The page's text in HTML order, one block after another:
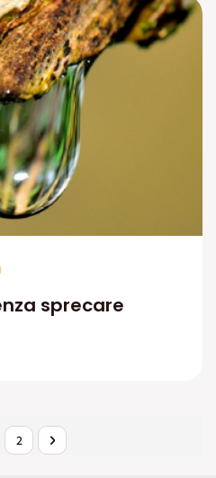
sprecare
stai leggendo la pagina
Pagina
2 Pagina
Successivo